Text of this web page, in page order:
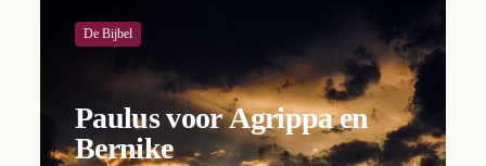
De Bijbel
Paulus voor Agrippa en
Bernike